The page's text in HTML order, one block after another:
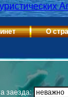
О
заезда: